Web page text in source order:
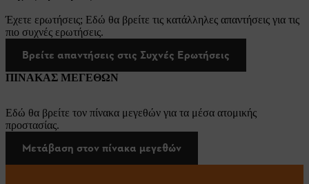
Έχετε ερωτήσεις; Εδώ θα βρείτε τις κατάλληλες απαντήσεις για τις
πιο συχνές ερωτήσεις.
Βρείτε απαντήσεις στις Συχνές Ερωτήσεις
ΠΙΝΑΚΑΣ ΜΕΓΕΘΩΝ
Εδώ θα βρείτε τον πίνακα μεγεθών για τα μέσα ατομικής
προστασίας.
Μετάβαση στον πίνακα μεγεθών